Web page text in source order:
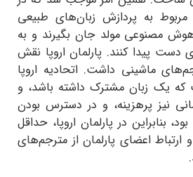
مربوط به پردازش زبان‌های طبیعی
مصنوعی مولد جان بگیرند و به
پیدا کنند. پارلمان اروپا نقش
ماشینی داشت. اتحادیه اروپا
یک زبان مشترک داشته باشد، و
نیز پرهزینه، و در دسترس بودن
بنابراین در پارلمان اروپا، حداقل
اعضای پارلمان از مترجم‌های